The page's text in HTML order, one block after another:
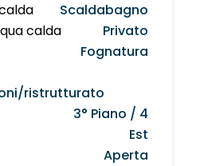
Scaldabagno
calda
Privato
Fognatura
ristrutturato
3° Piano / 4
Est
Aperta